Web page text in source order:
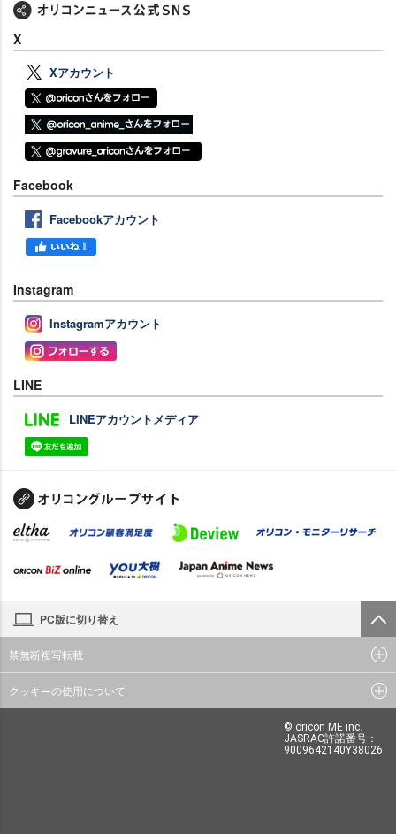
X
Xアカウント
Facebook
Facebookアカウント
Instagram
Instagramアカウント
LINE
LINEアカウントメディア
PC版に切り替え
禁無断複写転載
クッキーの使用について
© oricon ME inc.
JASRAC許諾番号：
9009642140Y38026